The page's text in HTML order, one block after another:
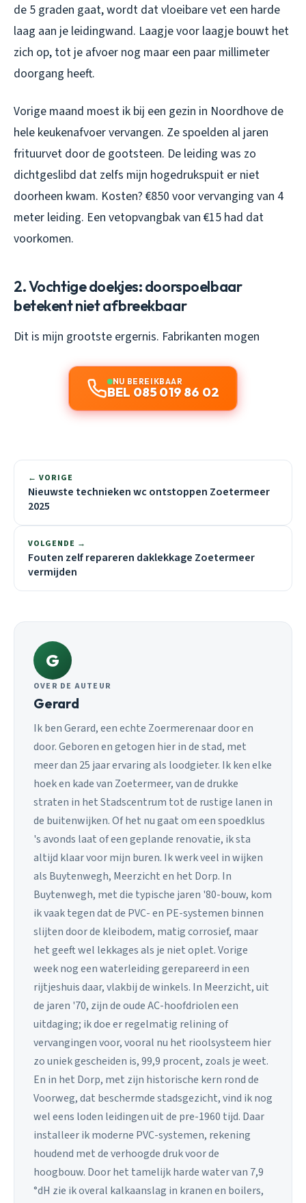
de 5 graden gaat, wordt dat vloeibare vet een harde
laag aan je leidingwand. Laagje voor laagje bouwt het
zich op, tot je afvoer nog maar een paar millimeter
doorgang heeft.
Vorige maand moest ik bij een gezin in Noordhove de
hele keukenafvoer vervangen. Ze spoelden al jaren
frituurvet door de gootsteen. De leiding was zo
dichtgeslibd dat zelfs mijn hogedrukspuit er niet
doorheen kwam. Kosten? €850 voor vervanging van 4
meter leiding. Een vetopvangbak van €15 had dat
voorkomen.
2. Vochtige doekjes: doorspoelbaar
betekent niet afbreekbaar
Dit is mijn grootste ergernis. Fabrikanten mogen
NU BEREIKBAAR
BEL 085 019 86 02
← VORIGE
Nieuwste technieken wc ontstoppen Zoetermeer
2025
VOLGENDE →
Fouten zelf repareren daklekkage Zoetermeer
vermijden
G
OVER DE AUTEUR
Gerard
Ik ben Gerard, een echte Zoermerenaar door en
door. Geboren en getogen hier in de stad, met
meer dan 25 jaar ervaring als loodgieter. Ik ken elke
hoek en kade van Zoetermeer, van de drukke
straten in het Stadscentrum tot de rustige lanen in
de buitenwijken. Of het nu gaat om een spoedklus
's avonds laat of een geplande renovatie, ik sta
altijd klaar voor mijn buren. Ik werk veel in wijken
als Buytenwegh, Meerzicht en het Dorp. In
Buytenwegh, met die typische jaren '80-bouw, kom
ik vaak tegen dat de PVC- en PE-systemen binnen
slijten door de kleibodem, matig corrosief, maar
het geeft wel lekkages als je niet oplet. Vorige
week nog een waterleiding gerepareerd in een
rijtjeshuis daar, vlakbij de winkels. In Meerzicht, uit
de jaren '70, zijn de oude AC-hoofdriolen een
uitdaging; ik doe er regelmatig relining of
vervangingen voor, vooral nu het rioolsysteem hier
zo uniek gescheiden is, 99,9 procent, zoals je weet.
En in het Dorp, met zijn historische kern rond de
Voorweg, dat beschermde stadsgezicht, vind ik nog
wel eens loden leidingen uit de pre-1960 tijd. Daar
installeer ik moderne PVC-systemen, rekening
houdend met de verhoogde druk voor de
hoogbouw. Door het tamelijk harde water van 7,9
°dH zie ik overal kalkaanslag in kranen en boilers,